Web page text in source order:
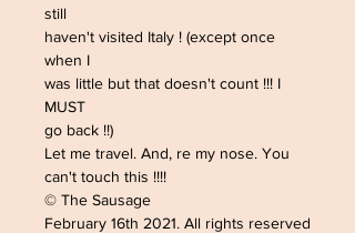
still
haven't visited Italy ! (except once
when I
was little but that doesn't count !!! I
MUST
go back !!)
Let me travel. And, re my nose. You
can't touch this !!!!
© The Sausage
February 16th 2021. All rights reserved